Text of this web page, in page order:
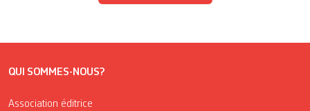
QUI SOMMES-NOUS?
Association éditrice